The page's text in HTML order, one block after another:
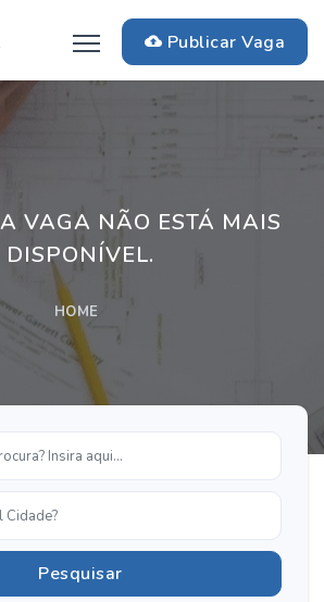
Publicar Vaga
VAGA NÃO ESTÁ MAIS
DISPONÍVEL.
HOME